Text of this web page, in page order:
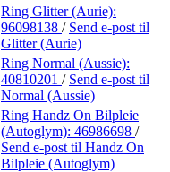
Ring Glitter (Aurie):
96098138 / Send e-post til
Glitter (Aurie)
Ring Normal (Aussie):
40810201 / Send e-post til
Normal (Aussie)
Ring Handz On Bilpleie
(Autoglym): 46986698 /
Send e-post til Handz On
Bilpleie (Autoglym)